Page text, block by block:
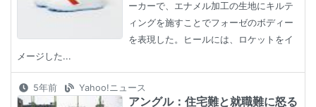
ーカーで、エナメル加工の生地にキルテ
ィングを施すことでフォーゼのボディー
を表現した。ヒールには、ロケットをイ
メージした...
5年前 Yahoo!ニュース
アングル：住宅難と就職難に怒る